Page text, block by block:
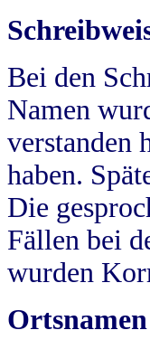
Bei den
Namen
verstanden
haben.
Die
Fällen bei
wurden
Ortsnamen